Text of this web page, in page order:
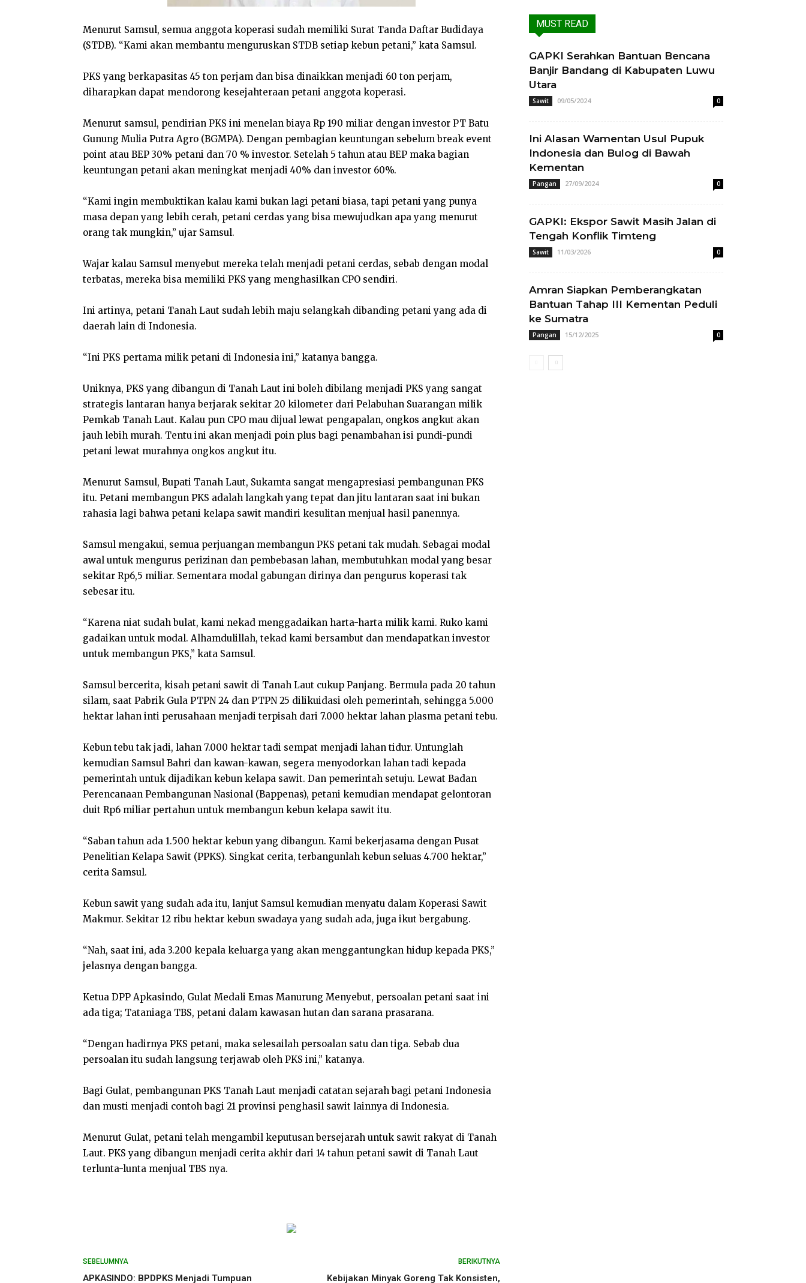
Menurut Samsul, semua anggota koperasi sudah memiliki Surat Tanda Daftar Budidaya
(STDB). “Kami akan membantu menguruskan STDB setiap kebun petani,” kata Samsul.
PKS yang berkapasitas 45 ton perjam dan bisa dinaikkan menjadi 60 ton perjam,
diharapkan dapat mendorong kesejahteraan petani anggota koperasi.
Menurut samsul, pendirian PKS ini menelan biaya Rp 190 miliar dengan investor PT Batu
Gunung Mulia Putra Agro (BGMPA). Dengan pembagian keuntungan sebelum break event
point atau BEP 30% petani dan 70 % investor. Setelah 5 tahun atau BEP maka bagian
keuntungan petani akan meningkat menjadi 40% dan investor 60%.
“Kami ingin membuktikan kalau kami bukan lagi petani biasa, tapi petani yang punya
masa depan yang lebih cerah, petani cerdas yang bisa mewujudkan apa yang menurut
orang tak mungkin,” ujar Samsul.
Wajar kalau Samsul menyebut mereka telah menjadi petani cerdas, sebab dengan modal
terbatas, mereka bisa memiliki PKS yang menghasilkan CPO sendiri.
Ini artinya, petani Tanah Laut sudah lebih maju selangkah dibanding petani yang ada di
daerah lain di Indonesia.
“Ini PKS pertama milik petani di Indonesia ini,” katanya bangga.
Uniknya, PKS yang dibangun di Tanah Laut ini boleh dibilang menjadi PKS yang sangat
strategis lantaran hanya berjarak sekitar 20 kilometer dari Pelabuhan Suarangan milik
Pemkab Tanah Laut. Kalau pun CPO mau dijual lewat pengapalan, ongkos angkut akan
jauh lebih murah. Tentu ini akan menjadi poin plus bagi penambahan isi pundi-pundi
petani lewat murahnya ongkos angkut itu.
Menurut Samsul, Bupati Tanah Laut, Sukamta sangat mengapresiasi pembangunan PKS
itu. Petani membangun PKS adalah langkah yang tepat dan jitu lantaran saat ini bukan
rahasia lagi bahwa petani kelapa sawit mandiri kesulitan menjual hasil panennya.
Samsul mengakui, semua perjuangan membangun PKS petani tak mudah. Sebagai modal
awal untuk mengurus perizinan dan pembebasan lahan, membutuhkan modal yang besar
sekitar Rp6,5 miliar. Sementara modal gabungan dirinya dan pengurus koperasi tak
sebesar itu.
“Karena niat sudah bulat, kami nekad menggadaikan harta-harta milik kami. Ruko kami
gadaikan untuk modal. Alhamdulillah, tekad kami bersambut dan mendapatkan investor
untuk membangun PKS,” kata Samsul.
Samsul bercerita, kisah petani sawit di Tanah Laut cukup Panjang. Bermula pada 20 tahun
silam, saat Pabrik Gula PTPN 24 dan PTPN 25 dilikuidasi oleh pemerintah, sehingga 5.000
hektar lahan inti perusahaan menjadi terpisah dari 7.000 hektar lahan plasma petani tebu.
Kebun tebu tak jadi, lahan 7.000 hektar tadi sempat menjadi lahan tidur. Untunglah
kemudian Samsul Bahri dan kawan-kawan, segera menyodorkan lahan tadi kepada
pemerintah untuk dijadikan kebun kelapa sawit. Dan pemerintah setuju. Lewat Badan
Perencanaan Pembangunan Nasional (Bappenas), petani kemudian mendapat gelontoran
duit Rp6 miliar pertahun untuk membangun kebun kelapa sawit itu.
“Saban tahun ada 1.500 hektar kebun yang dibangun. Kami bekerjasama dengan Pusat
Penelitian Kelapa Sawit (PPKS). Singkat cerita, terbangunlah kebun seluas 4.700 hektar,”
cerita Samsul.
Kebun sawit yang sudah ada itu, lanjut Samsul kemudian menyatu dalam Koperasi Sawit
Makmur. Sekitar 12 ribu hektar kebun swadaya yang sudah ada, juga ikut bergabung.
“Nah, saat ini, ada 3.200 kepala keluarga yang akan menggantungkan hidup kepada PKS,”
jelasnya dengan bangga.
Ketua DPP Apkasindo, Gulat Medali Emas Manurung Menyebut, persoalan petani saat ini
ada tiga; Tataniaga TBS, petani dalam kawasan hutan dan sarana prasarana.
“Dengan hadirnya PKS petani, maka selesailah persoalan satu dan tiga. Sebab dua
persoalan itu sudah langsung terjawab oleh PKS ini,” katanya.
Bagi Gulat, pembangunan PKS Tanah Laut menjadi catatan sejarah bagi petani Indonesia
dan musti menjadi contoh bagi 21 provinsi penghasil sawit lainnya di Indonesia.
Menurut Gulat, petani telah mengambil keputusan bersejarah untuk sawit rakyat di Tanah
Laut. PKS yang dibangun menjadi cerita akhir dari 14 tahun petani sawit di Tanah Laut
terlunta-lunta menjual TBS nya.
SEBELUMNYA
APKASINDO: BPDPKS Menjadi Tumpuan
BERIKUTNYA
Kebijakan Minyak Goreng Tak Konsisten,
MUST READ
GAPKI Serahkan Bantuan Bencana
Banjir Bandang di Kabupaten Luwu
Utara
Sawit 09/05/2024 0
Ini Alasan Wamentan Usul Pupuk
Indonesia dan Bulog di Bawah
Kementan
Pangan 27/09/2024 0
GAPKI: Ekspor Sawit Masih Jalan di
Tengah Konflik Timteng
Sawit 11/03/2026 0
Amran Siapkan Pemberangkatan
Bantuan Tahap III Kementan Peduli
ke Sumatra
Pangan 15/12/2025 0